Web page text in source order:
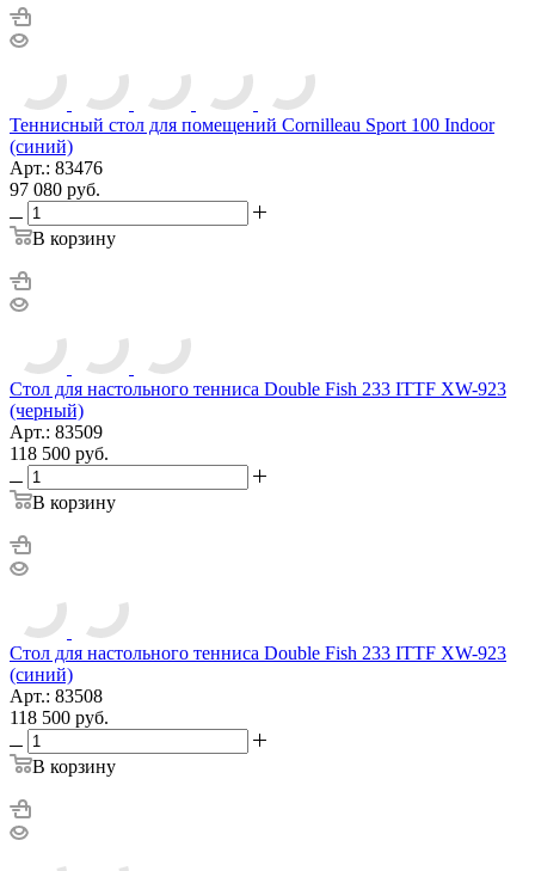
Теннисный стол для помещений Cornilleau Sport 100 Indoor
(синий)
Арт.: 83476
97 080 руб.
В корзину
Стол для настольного тенниса Double Fish 233 ITTF XW-923
(черный)
Арт.: 83509
118 500 руб.
В корзину
Стол для настольного тенниса Double Fish 233 ITTF XW-923
(синий)
Арт.: 83508
118 500 руб.
В корзину